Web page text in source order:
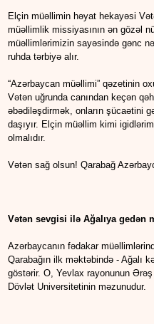
Elçin müəllimin həyat hekayəsi
müəllimlik missiyasının ən gözəl
müəllimlərimizin sayəsində gənc
ruhda tərbiyə alır.
“Azərbaycan müəllimi” qəzetinin
Vətən uğrunda canından keçən
əbədiləşdirmək, onların şücaətini
daşıyır. Elçin müəllim kimi
olmalıdır.
Vətən sağ olsun! Qarabağ
Vətən sevgisi ilə Ağalıya gedən
Azərbaycanın fədakar
Qarabağın ilk məktəbində - Ağalı
göstərir. O, Yevlax rayonunun
Dövlət Universitetinin məzunudur.